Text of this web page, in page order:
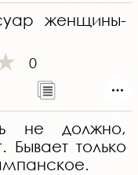
женщины-
0
не должно,
только